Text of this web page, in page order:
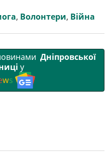
p
p , Волонтери, Війна
Дніпровської
у
ws